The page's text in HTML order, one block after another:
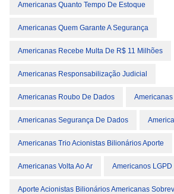
Americanas Quanto Tempo De Estoque
Americanas Quem Garante A Segurança
Americanas Recebe Multa De R$ 11 Milhões
Americanas Responsabilização Judicial
Americanas Roubo De Dados Americanas
Americanas Segurança De Dados
Americanas Trio Acionistas Bilionários Aporte
Americanas Volta Ao Ar Americanos LGPD
Aporte Acionistas Bilionários Americanas